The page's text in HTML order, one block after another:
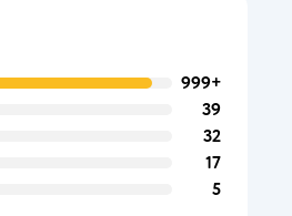
999+
39
32
17
5